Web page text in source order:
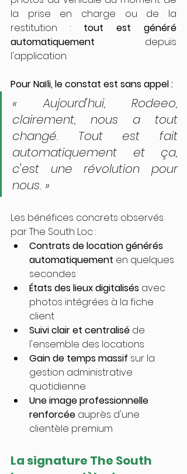
la prise en charge ou de la
restitution : tout est généré
automatiquement depuis
l'application.
Pour Naïli, le constat est sans appel :
« Aujourd'hui, Rodeeo,
clairement, nous a tout
changé. Tout est fait
automatiquement et ça,
c'est une révolution pour
nous. »
Les bénéfices concrets observés
par The South Loc :
Contrats de location générés
automatiquement en quelques
secondes
États des lieux digitalisés avec
photos intégrées à la fiche
client
Suivi clair et centralisé de
l'ensemble des locations
Gain de temps massif sur la
gestion administrative
quotidienne
Une image professionnelle
renforcée auprès d'une
clientèle premium
La signature The South